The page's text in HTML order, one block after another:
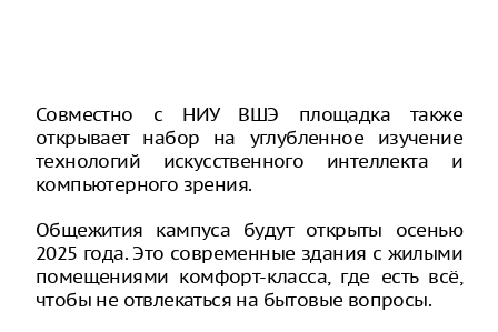
Совместно с НИУ ВШЭ площадка также
открывает набор на углубленное изучение
технологий искусственного интеллекта и
компьютерного зрения.
Общежития кампуса будут открыты осенью
2025 года. Это современные здания с жилыми
помещениями комфорт-класса, где есть всё,
чтобы не отвлекаться на бытовые вопросы.